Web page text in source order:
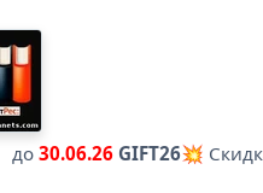
до 30.06.26 GIFT26💥